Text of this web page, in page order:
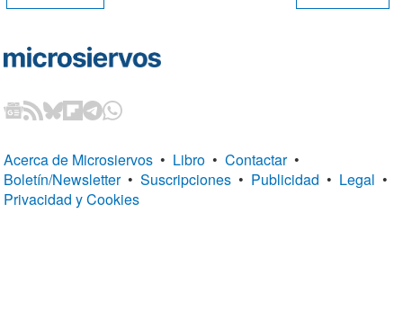
Acerca de Microsiervos • Libro • Contactar •
Boletín/Newsletter • Suscripciones • Publicidad • Legal •
Privacidad y Cookies